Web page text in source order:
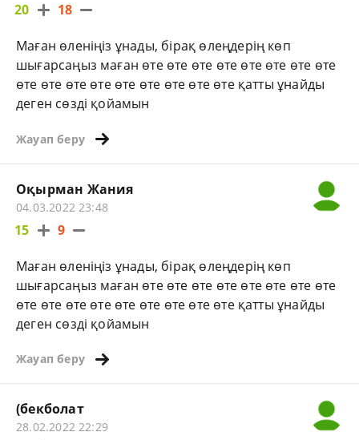
20 18
Маған өленіңіз ұнады, бірақ өлеңдерің көп
шығарсаңыз маған өте өте өте өте өте өте өте өте
өте өте өте өте өте өте өте өте өте қатты ұнайды
деген сөзді қойамын
Жауап беру
Оқырман Жания
04.03.2022 23:48
15 9
Маған өленіңіз ұнады, бірақ өлеңдерің көп
шығарсаңыз маған өте өте өте өте өте өте өте өте
өте өте өте өте өте өте өте өте өте қатты ұнайды
деген сөзді қойамын
Жауап беру
(бекболат
28.02.2022 22:29